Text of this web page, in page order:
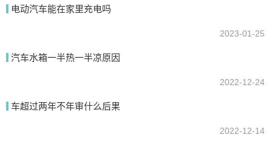
我要回答
电动汽车能在家里充电吗
2023-01-25
汽车水箱一半热一半凉原因
2022-12-24
车超过两年不年审什么后果
2022-12-14